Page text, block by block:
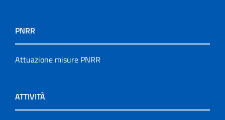
PNRR
Attuazione misure PNRR
ATTIVITÀ